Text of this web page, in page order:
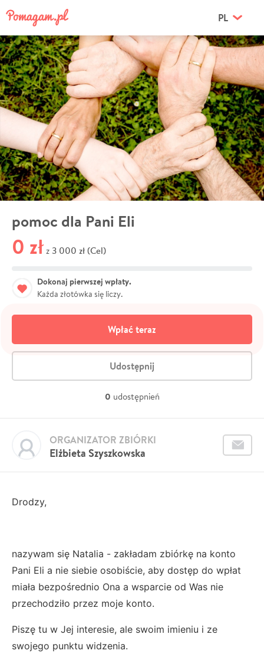
PL
pomoc dla Pani Eli
0 zł z 3 000 zł (Cel)
Dokonaj pierwszej wpłaty.
Każda złotówka się liczy.
Wpłać teraz
Udostępnij
0 udostępnień
Elżbieta Szyszkowska
ORGANIZATOR ZBIÓRKI
Drodzy,
nazywam się Natalia - zakładam zbiórkę na konto
Pani Eli a nie siebie osobiście, aby dostęp do wpłat
miała bezpośrednio Ona a wsparcie od Was nie
przechodziło przez moje konto.
Piszę tu w Jej interesie, ale swoim imieniu i ze
swojego punktu widzenia.